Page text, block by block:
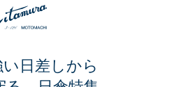
日差しから